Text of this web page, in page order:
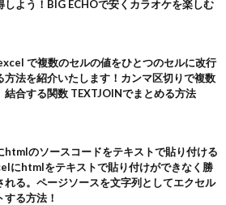
しよう！BIG ECHOで安くカラオケを楽しむ
で複数のセルの値をひとつのセルに改行
方法を紹介いたします！カンマ区切りで複数
結合する関数 TEXTJOINでまとめる方法
htmlのソースコードをテキストで貼り付ける
にhtmlをテキストで貼り付けができなく勝
れる。ページソースを文字列としてエクセル
する方法！